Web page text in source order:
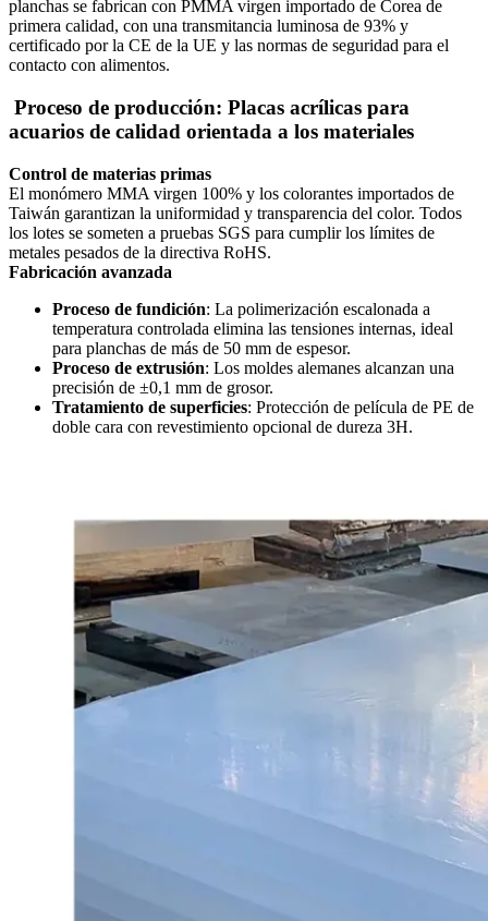
planchas se fabrican con PMMA virgen importado de Corea de
primera calidad, con una transmitancia luminosa de 93% y
certificado por la CE de la UE y las normas de seguridad para el
contacto con alimentos.
Proceso de producción: Placas acrílicas para
acuarios de calidad orientada a los materiales
Control de materias primas
El monómero MMA virgen 100% y los colorantes importados de
Taiwán garantizan la uniformidad y transparencia del color. Todos
los lotes se someten a pruebas SGS para cumplir los límites de
metales pesados de la directiva RoHS.
Fabricación avanzada
Proceso de fundición: La polimerización escalonada a
temperatura controlada elimina las tensiones internas, ideal
para planchas de más de 50 mm de espesor.
Proceso de extrusión: Los moldes alemanes alcanzan una
precisión de ±0,1 mm de grosor.
Tratamiento de superficies: Protección de película de PE de
doble cara con revestimiento opcional de dureza 3H.